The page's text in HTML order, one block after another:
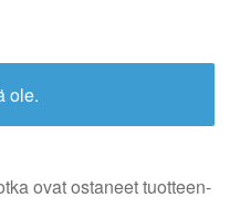
ole.
ovat ostaneet tuotteen-